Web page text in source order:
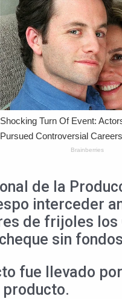
de la
interceder
de frijoles
sin
fue llevado